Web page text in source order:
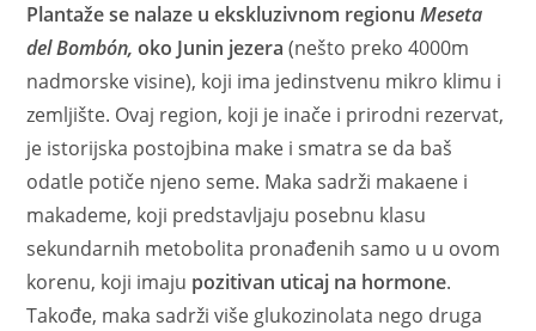
Plantaže se nalaze u ekskluzivnom regionuMeseta
del Bombón,oko Junin jezera (nešto preko 4000m
nadmorske visine), koji ima jedinstvenu mikro klimu i
zemljište. Ovaj region, koji je inače i prirodni rezervat,
je istorijska postojbina make i smatra se da baš
odatle potiče njeno seme. Maka sadrži makaene i
makademe, koji predstavljaju posebnu klasu
sekundarnih metobolita pronađenih samo u u ovom
korenu, koji imaju pozitivan uticaj na hormone.
Takođe, maka sadrži više glukozinolata nego druga